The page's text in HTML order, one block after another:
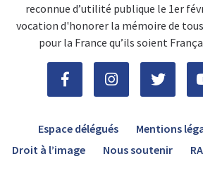
reconnue d’utilité publique le 1er
vocation d'honorer la mémoire de
pour la France qu’ils soient
Espace délégués Mentions
Droit à l’image
Nous soutenir